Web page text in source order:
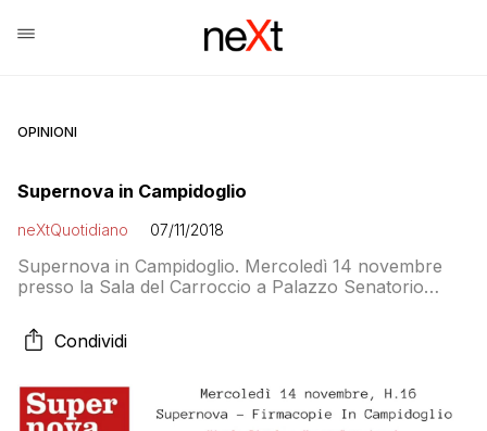
OPINIONI
Supernova in Campidoglio
neXtQuotidiano 07/11/2018
Supernova in Campidoglio. Mercoledì 14 novembre
presso la Sala del Carroccio a Palazzo Senatorio
stampa il libro “Supernova. I segreti, le bugie e i
tradimenti del M5S”. Il libro che racconta come è stato
Gianroberto Casaleggio di costruire […]
Condividi